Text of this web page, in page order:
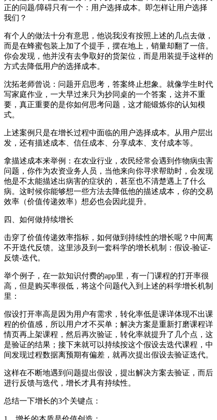
正的问题/障碍只有一个：用户选择成本。即怎样让用户选择
我们？
有个人的做法十分有意思，他说我没有按照上述的几点去做，
而是在蜂蜜包装上加了个提手，摆在地上，销量却翻了一倍。
你会发现，他并没有去争取好的货架位，而是用装提手这样的
方式去降低用户的选择成本。
沈拓老师曾说：问题开启思考，答案终止想象。就像学生时代
写家庭作业，一大早过来只为抄同桌的一个答案，这并不重
要，真正重要的是你如何思考问题，这才能锻炼你的认知模
式。
上述案例只是在增长过程中面临的用户选择成本。从用户层出
发，还有描述成本、信任成本、分享成本、支付成本等。
拿描述成本来举例：在农业行业，农民经常会遇到作物病虫害
问题，你作为农资业务人员，当他来向你寻求帮助时，会发现
他是不太能描述出病害的症状的，甚至也不清楚遇上了什么
病。这时候你能够想一些方法去降低他的描述成本，你的交易
效率（价值传递效率）想必也会因此提升。
四、如何做持续增长
击穿了价值传递效率指标，如何做到持续性的增长呢？中间离
不开迭代反馈。这里涉及到一套科学的增长机制：假设-验证-
反馈-迭代。
举个例子，在一款知识付费的app里，有一门课程的打开率很
高，但是购买率很低，将这个问题代入到上述的科学增长机制
里：
假设打开率高是因为用户有需求，转化率低是课详体现不出课
程的价值感，所以用户才不买单；解决方案是重新打磨课程详
情页再上架课程，然后再次验证，转化率就提升了几个点，这
是验证的结果；接下来就可以持续按这个假设去迭代课程，中
间发现过程数据离预期有偏差，就再次提出假设去验证迭代。
这样在不断地遇到问题提出假设，提出解决方案去验证，而后
进行反馈与迭代，增长才具有持续性。
总结一下增长的3个关键点：